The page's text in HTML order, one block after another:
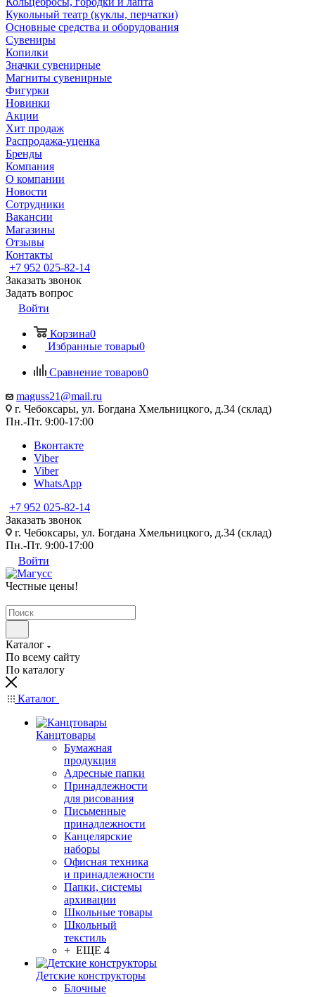
Кукольный театр (куклы, перчатки)
Основные средства и оборудования
Сувениры
Копилки
Значки сувенирные
Магниты сувенирные
Фигурки
Новинки
Акции
Хит продаж
Распродажа-уценка
Бренды
Компания
О компании
Новости
Сотрудники
Вакансии
Магазины
Отзывы
Контакты
+7 952 025-82-14
Заказать звонок
Задать вопрос
Войти
Корзина0
Избранные товары0
Сравнение товаров0
maguss21@mail.ru
г. Чебоксары, ул. Богдана Хмельницкого, д.34 (склад)
Пн.-Пт. 9:00-17:00
Вконтакте
Viber
Viber
WhatsApp
+7 952 025-82-14
Заказать звонок
г. Чебоксары, ул. Богдана Хмельницкого, д.34 (склад)
Пн.-Пт. 9:00-17:00
Войти
Честные цены!
Каталог
По всему сайту
По каталогу
Каталог
Канцтовары
Бумажная
продукция
Адресные папки
Принадлежности
для рисования
Письменные
принадлежности
Канцелярские
наборы
Офисная техника
и принадлежности
Папки, системы
архивации
Школьные товары
Школьный
текстиль
+ ЕЩЕ 4
Детские конструкторы
Блочные